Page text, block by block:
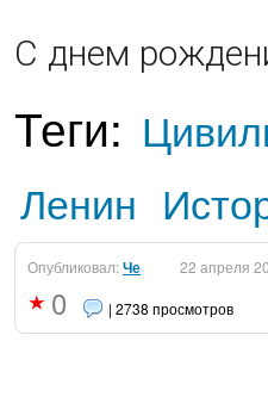
С днем
Теги:
Ленин
Опубликовал:Че 22 апреля
0 | 2738 просмотров